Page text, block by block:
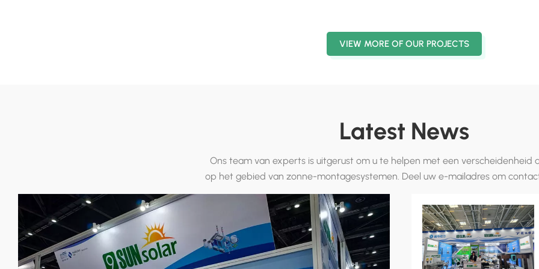
prijs-prestatieverhouding,
substantiële voordelen.
waardoor klanten een
zonne-
extra zorgen van de
wereld】. Het wordt
innovatie en
partner voor
binnenlandse en
van groene energie en
VIEW MORE OF OUR PROJECTS
Latest News
Ons team van experts is uitgerust om u te helpen met een verscheidenheid
op het gebied van zonne-montagesystemen. Deel uw e-mailadres om
nemen.